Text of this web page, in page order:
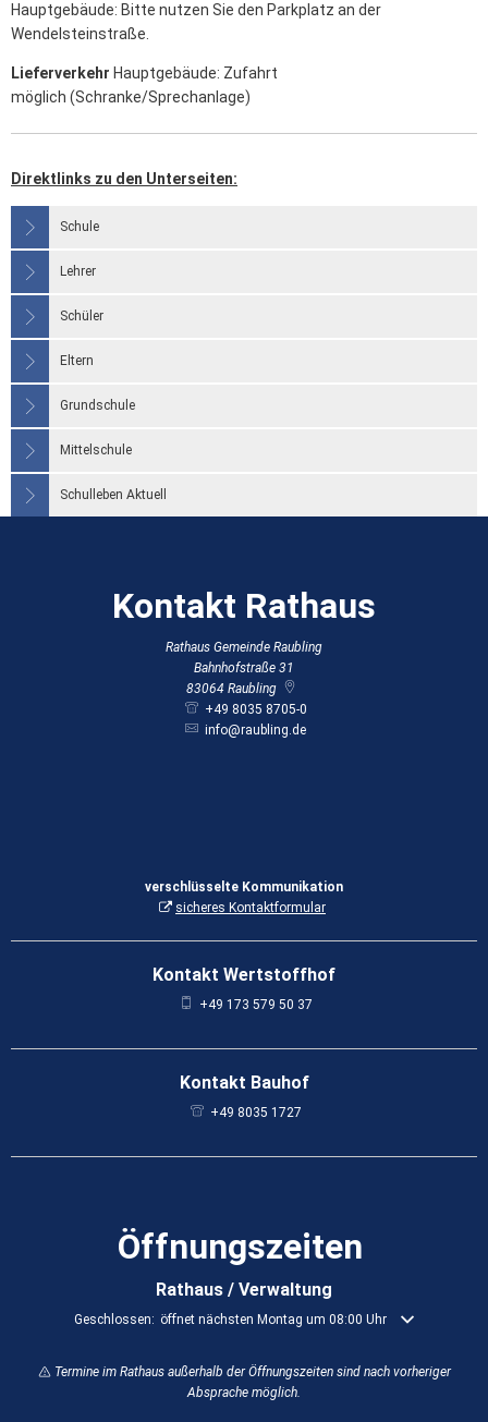
Hauptgebäude: Bitte nutzen Sie den Parkplatz an der
Wendelsteinstraße.
Lieferverkehr Hauptgebäude: Zufahrt
möglich (Schranke/Sprechanlage)
Direktlinks zu den Unterseiten:
Schule
Lehrer
Schüler
Eltern
Grundschule
Mittelschule
Schulleben Aktuell
Kontakt Rathaus
Rathaus Gemeinde Raubling
Bahnhofstraße 31
83064 Raubling
+49 8035 8705-0
info@raubling.de
verschlüsselte Kommunikation
sicheres Kontaktformular
Kontakt Wertstoffhof
+49 173 579 50 37
Kontakt Bauhof
+49 8035 1727
Öffnungszeiten
Rathaus / Verwaltung
Klicken, um weitere Öffnungs- oder Schließzeiten auszublenden
Geschlossen: öffnet nächsten Montag um 08:00 Uhr
Termine im Rathaus außerhalb der Öffnungszeiten sind nach vorheriger
Absprache möglich.